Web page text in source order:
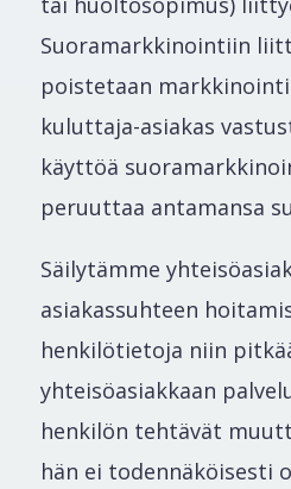
Suoramarkkinointiin
poistetaan
kuluttaja-asiakas
käyttöä
peruuttaa antamansa
Säilytämme
asiakassuhteen
henkilötietoja niin
yhteisöasiakkaan
henkilön tehtävät
hän ei todennäköisesti